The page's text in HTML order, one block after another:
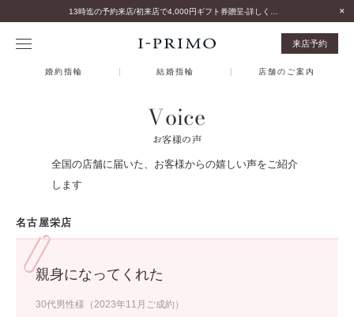
来店予約
婚約指輪 結婚指輪 店舗のご案内
Voice
お客様の声
全国の店舗に届いた、お客様からの嬉しい声をご紹介
します
名古屋栄店
親身になってくれた
30代男性様（2023年11月ご成約）